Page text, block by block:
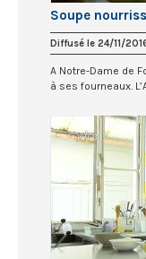
Soupe
Diffusé le 24/11/
A Notre-Dame de
à ses fourneaux.